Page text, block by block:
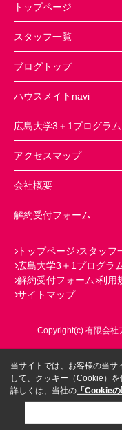
トップページ
スタッフ一覧
ブログトップ
ハウスメイトnavi
広島大学3＋1プログラム
アクセスマップ
会社概要
解約受付フォーム
トップページ スタッフ
広島大学3＋1プログラ
解約受付フォーム 利用
サイトマップ
Copyright(c) 有限会社
当サイトでは、お客様の当サ
して、クッキー（Cookie）を
詳しくは、当社の 「Cookie